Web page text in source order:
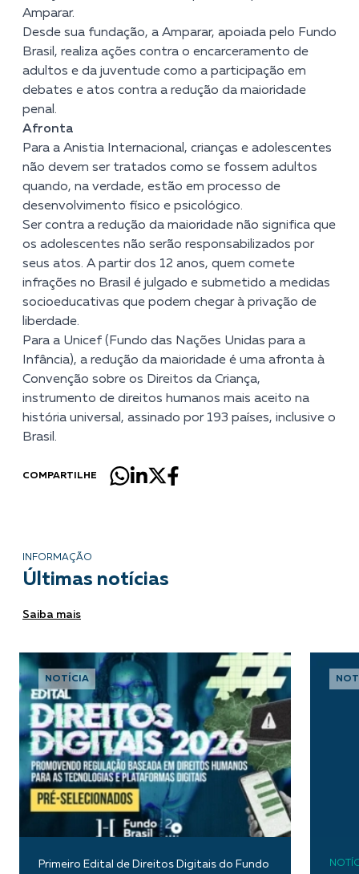
Amparar.
Desde sua fundação, a Amparar, apoiada pelo Fundo
Brasil, realiza ações contra o encarceramento de
adultos e da juventude como a participação em
debates e atos contra a redução da maioridade
penal.
Afronta
Para a Anistia Internacional, crianças e adolescentes
não devem ser tratados como se fossem adultos
quando, na verdade, estão em processo de
desenvolvimento físico e psicológico.
Ser contra a redução da maioridade não significa que
os adolescentes não serão responsabilizados por
seus atos. A partir dos 12 anos, quem comete
infrações no Brasil é julgado e submetido a medidas
socioeducativas que podem chegar à privação de
liberdade.
Para a Unicef (Fundo das Nações Unidas para a
Infância), a redução da maioridade é uma afronta à
Convenção sobre os Direitos da Criança,
instrumento de direitos humanos mais aceito na
história universal, assinado por 193 países, inclusive o
Brasil.
COMPARTILHE
INFORMAÇÃO
Últimas notícias
Saiba mais
NOTÍCIA
Primeiro Edital de Direitos Digitais do Fundo